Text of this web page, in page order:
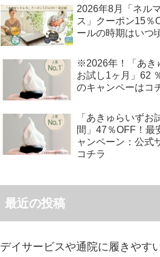
2026年8月「ネル
ス」クーポン15％
ールの時期はいつ
※2026年！「あき
お試し1ヶ月」62
のキャンペーはコ
「あきゅらいずお
間」47％OFF！最
ャンペーン：公式
コチラ
最近の投稿
デイサービスや通院に履きやす